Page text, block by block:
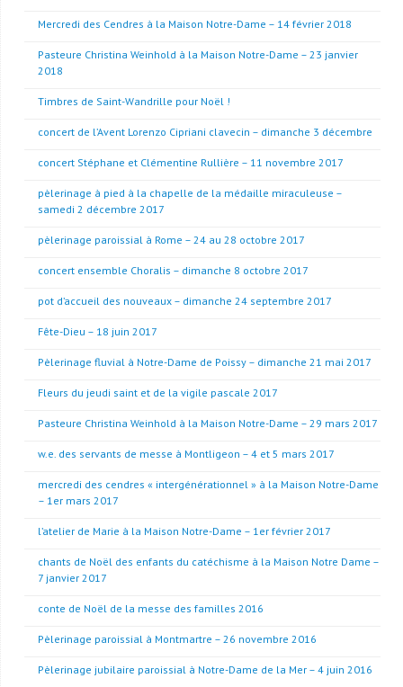
Mercredi des Cendres à la Maison Notre-Dame – 14 février 2018
Pasteure Christina Weinhold à la Maison Notre-Dame – 23 janvier
2018
Timbres de Saint-Wandrille pour Noël !
concert de l’Avent Lorenzo Cipriani clavecin – dimanche 3 décembre
concert Stéphane et Clémentine Rullière – 11 novembre 2017
pèlerinage à pied à la chapelle de la médaille miraculeuse –
samedi 2 décembre 2017
pèlerinage paroissial à Rome – 24 au 28 octobre 2017
concert ensemble Choralis – dimanche 8 octobre 2017
pot d’accueil des nouveaux – dimanche 24 septembre 2017
Fête-Dieu – 18 juin 2017
Pèlerinage fluvial à Notre-Dame de Poissy – dimanche 21 mai 2017
Fleurs du jeudi saint et de la vigile pascale 2017
Pasteure Christina Weinhold à la Maison Notre-Dame – 29 mars 2017
w.e. des servants de messe à Montligeon – 4 et 5 mars 2017
mercredi des cendres « intergénérationnel » à la Maison Notre-Dame
– 1er mars 2017
l’atelier de Marie à la Maison Notre-Dame – 1er février 2017
chants de Noël des enfants du catéchisme à la Maison Notre Dame –
7 janvier 2017
conte de Noël de la messe des familles 2016
Pèlerinage paroissial à Montmartre – 26 novembre 2016
Pèlerinage jubilaire paroissial à Notre-Dame de la Mer – 4 juin 2016